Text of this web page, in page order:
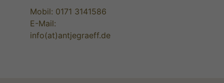
Mobil: 0171 3141586
E-Mail:
info(at)antjegraeff.de